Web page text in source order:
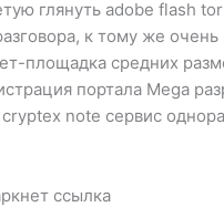
глянуть adobe flash
к тому же
площадка средних
портала Mega
cryptex note сервис
ссылка